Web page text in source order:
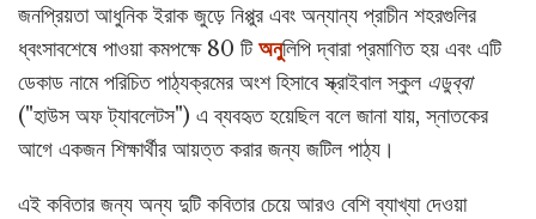
জনপ্রিয়তা আধুনিক ইরাক জুড়ে নিপ্পুর এবং অন্যান্য প্রাচীন শহরগুলির
ধ্বংসাবশেষে পাওয়া কমপক্ষে 80 টিঅনুলিপি দ্বারা প্রমাণিত হয় এবং এটি
ডেকাড নামে পরিচিত পাঠ্যক্রমের অংশ হিসাবে স্ক্রাইবাল স্কুল এডুব্বা
("হাউস অফ ট্যাবলেটস") এ ব্যবহৃত হয়েছিল বলে জানা যায়, স্নাতকের
আগে একজন শিক্ষার্থীর আয়ত্ত করার জন্য জটিল পাঠ্য।
এই কবিতার জন্য অন্য দুটি কবিতার চেয়ে আরও বেশি ব্যাখ্যা দেওয়া